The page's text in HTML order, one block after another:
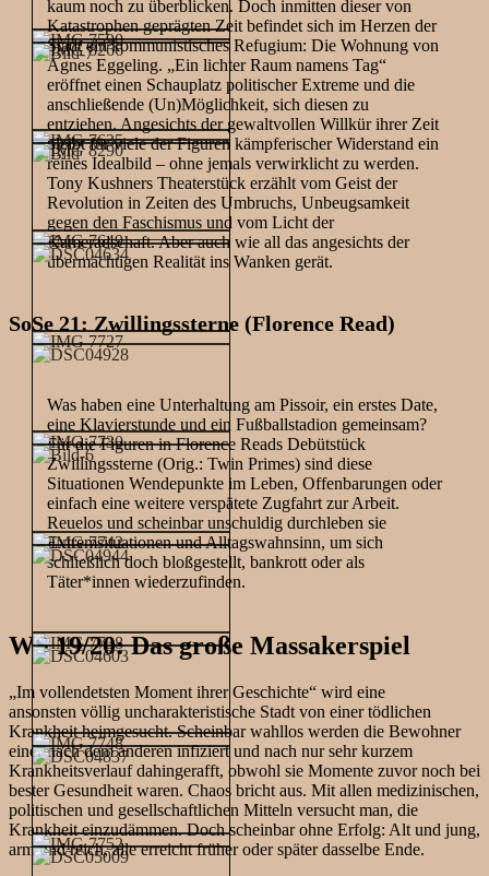
kaum noch zu überblicken. Doch inmitten dieser von
Katastrophen geprägten Zeit befindet sich im Herzen der
Stadt ein kommunistisches Refugium: Die Wohnung von
Agnes Eggeling. „Ein lichter Raum namens Tag“
eröffnet einen Schauplatz politischer Extreme und die
anschließende (Un)Möglichkeit, sich diesen zu
entziehen. Angesichts der gewaltvollen Willkür ihrer Zeit
bleibt für viele der Figuren kämpferischer Widerstand ein
reines Idealbild – ohne jemals verwirklicht zu werden.
Tony Kushners Theaterstück erzählt vom Geist der
Revolution in Zeiten des Umbruchs, Unbeugsamkeit
gegen den Faschismus und vom Licht der
Kameradschaft. Aber auch wie all das angesichts der
übermächtigen Realität ins Wanken gerät.
SoSe 21: Zwillingssterne (Florence Read)
Was haben eine Unterhaltung am Pissoir, ein erstes Date,
eine Klavierstunde und ein Fußballstadion gemeinsam?
Für die Figuren in Florence Reads Debütstück
Zwillingssterne (Orig.: Twin Primes) sind diese
Situationen Wendepunkte im Leben, Offenbarungen oder
einfach eine weitere verspätete Zugfahrt zur Arbeit.
Reuelos und scheinbar unschuldig durchleben sie
Extremsituationen und Alltagswahnsinn, um sich
schließlich doch bloßgestellt, bankrott oder als
Täter*innen wiederzufinden.
WS 19/20: Das große Massakerspiel
„Im vollendetsten Moment ihrer Geschichte“ wird eine
ansonsten völlig uncharakteristische Stadt von einer tödlichen
Krankheit heimgesucht. Scheinbar wahllos werden die Bewohner
einer nach dem anderen infiziert und nach nur sehr kurzem
Krankheitsverlauf dahingerafft, obwohl sie Momente zuvor noch bei
bester Gesundheit waren. Chaos bricht aus. Mit allen medizinischen,
politischen und gesellschaftlichen Mitteln versucht man, die
Krankheit einzudämmen. Doch scheinbar ohne Erfolg: Alt und jung,
arm und reich, alle erreicht früher oder später dasselbe Ende.